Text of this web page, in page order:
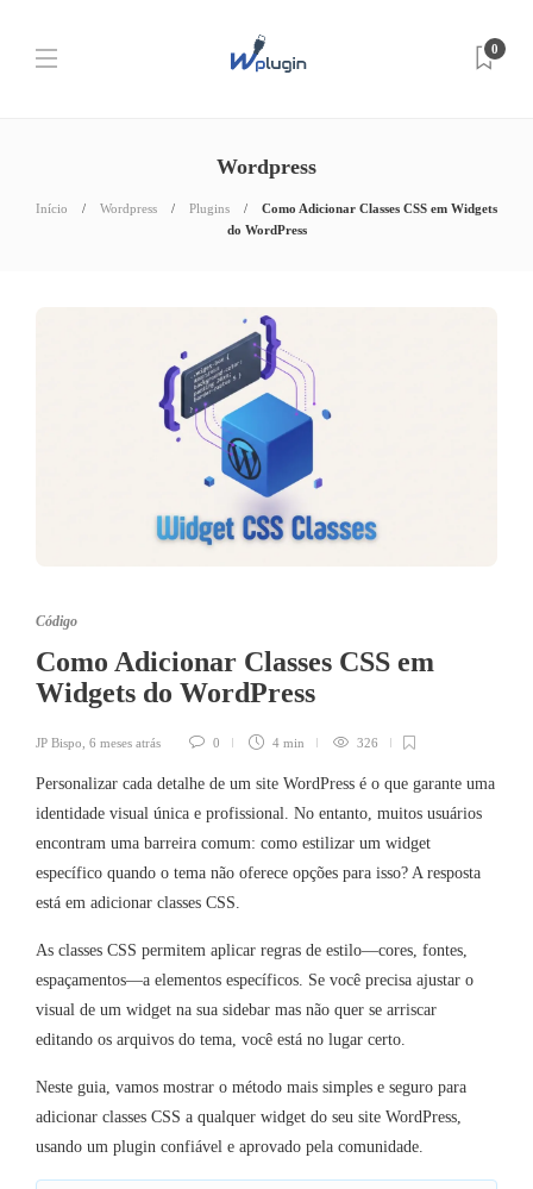
0
Wordpress
Início Wordpress Plugins
Como Adicionar Classes CSS em Widgets
do WordPress
Código
Como Adicionar Classes CSS em
Widgets do WordPress
JP Bispo 6 meses atrás 0 4 min 326
Personalizar cada detalhe de um site WordPress é o que garante uma
identidade visual única e profissional. No entanto, muitos usuários
encontram uma barreira comum: como estilizar um widget
específico quando o tema não oferece opções para isso? A resposta
está em adicionar classes CSS.
As classes CSS permitem aplicar regras de estilo—cores, fontes,
espaçamentos—a elementos específicos. Se você precisa ajustar o
visual de um widget na sua sidebar mas não quer se arriscar
editando os arquivos do tema, você está no lugar certo.
Neste guia, vamos mostrar o método mais simples e seguro para
adicionar classes CSS a qualquer widget do seu site WordPress,
usando um plugin confiável e aprovado pela comunidade.